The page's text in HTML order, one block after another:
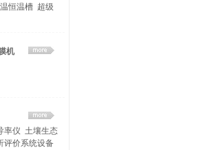
恒温槽 超级
机
率仪 土壤生态
评价系统设备